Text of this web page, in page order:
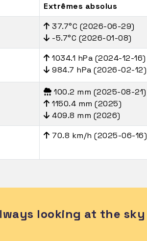
Extrêmes absolus
37.7°C (2026-06-29)
-5.7°C (2026-01-08)
1034.1 hPa (2024-12-16)
984.7 hPa (2026-02-12)
100.2 mm (2025-08-21)
1150.4 mm (2025)
409.8 mm (2026)
70.8 km/h (2025-06-16)
looking at the sky